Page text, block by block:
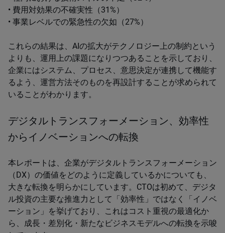
• 費用対効果の不確実性（31%）
• 事業レベルでの緊急性の欠如（27%）
これらの結果は、AIの拡大がテクノロジー上の制約という
よりも、運用上の課題になりつつあることを示しており、
企業にはシステム、プロセス、意思決定が連携して機能す
るよう、運営方法そのものを再設計することが求められて
いることがわかります。
デジタルトランスフォーメーション、効率性
からイノベーションへの転換
本レポートは、企業がデジタルトランスフォーメーション
（DX）の価値をどのように定義しているかについても、
大きな転換を明らかにしています。CTOは初めて、デジタ
ル投資の主要な推進力として「効率性」ではなく「イノベ
ーション」を挙げており、これはコスト重視の最適化か
ら、成長・差別化・新たなビジネスモデルへの転換を示唆